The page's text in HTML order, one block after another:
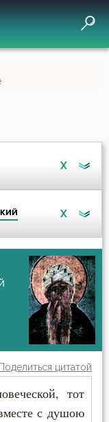
X
X
Поделиться цитатой
тот
с душою